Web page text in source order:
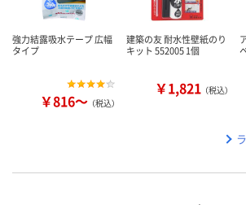
強力結露吸水テープ 広幅
タイプ
￥816～ （税込）
建築の友 耐水性壁紙のり
キット 552005 1個
￥1,821 （税込）